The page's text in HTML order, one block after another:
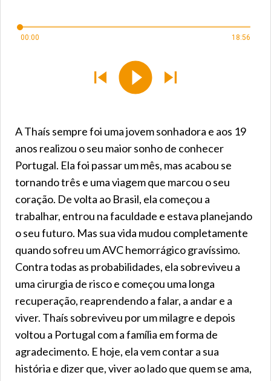
00:00 18:56
A Thaís sempre foi uma jovem sonhadora e aos 19
anos realizou o seu maior sonho de conhecer
Portugal. Ela foi passar um mês, mas acabou se
tornando três e uma viagem que marcou o seu
coração. De volta ao Brasil, ela começou a
trabalhar, entrou na faculdade e estava planejando
o seu futuro. Mas sua vida mudou completamente
quando sofreu um AVC hemorrágico gravíssimo.
Contra todas as probabilidades, ela sobreviveu a
uma cirurgia de risco e começou uma longa
recuperação, reaprendendo a falar, a andar e a
viver. Thaís sobreviveu por um milagre e depois
voltou a Portugal com a família em forma de
agradecimento. E hoje, ela vem contar a sua
história e dizer que, viver ao lado que quem se ama,